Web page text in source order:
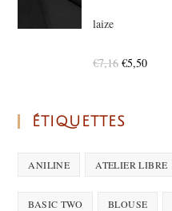
laize
€7,16 €5,50
ÉTIQUETTES
ANILINE ATELIER LIBRE
BASIC TWO BLOUSE